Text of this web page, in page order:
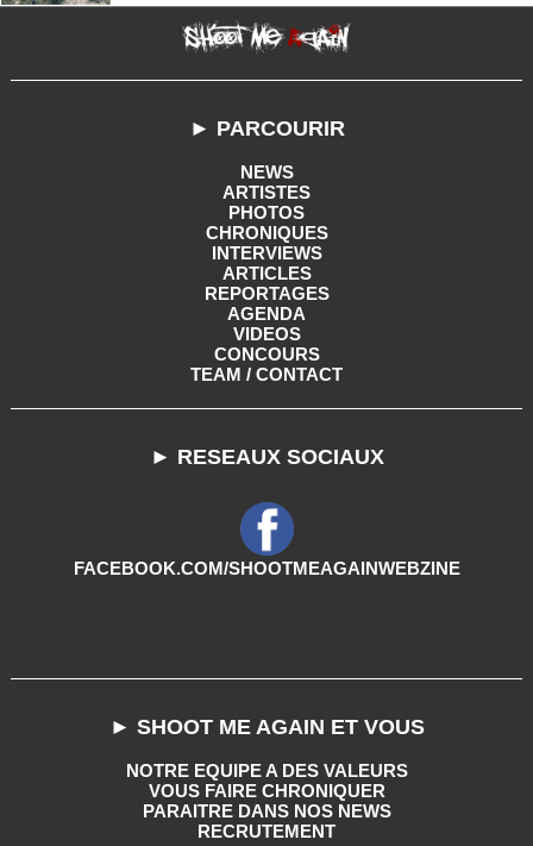
► PARCOURIR
NEWS
ARTISTES
PHOTOS
CHRONIQUES
INTERVIEWS
ARTICLES
REPORTAGES
AGENDA
VIDEOS
CONCOURS
TEAM / CONTACT
► RESEAUX SOCIAUX
FACEBOOK.COM/SHOOTMEAGAINWEBZINE
► SHOOT ME AGAIN ET VOUS
NOTRE EQUIPE A DES VALEURS
VOUS FAIRE CHRONIQUER
PARAITRE DANS NOS NEWS
RECRUTEMENT